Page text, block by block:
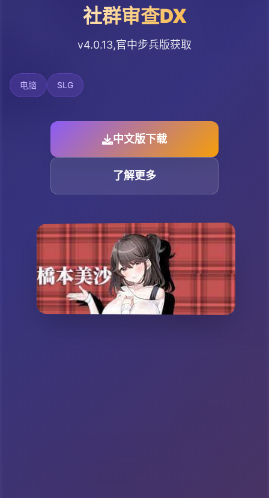
社群审查DX
v4.0.13,官中步兵版获取
电脑 SLG
中文版下载
了解更多